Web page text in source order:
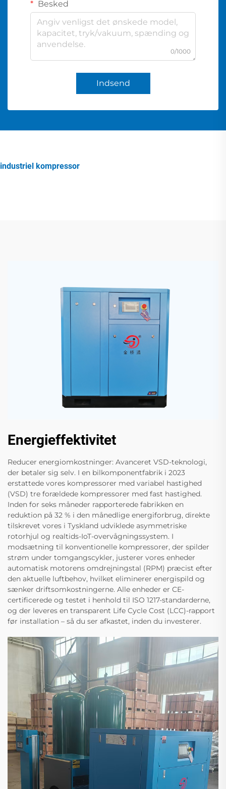
Besked
0/1000
Indsend
industriel kompressor
Energieffektivitet
Reducer energiomkostninger: Avanceret VSD-teknologi,
der betaler sig selv. I en bilkomponentfabrik i 2023
erstattede vores kompressorer med variabel hastighed
(VSD) tre forældede kompressorer med fast hastighed.
Inden for seks måneder rapporterede fabrikken en
reduktion på 32 % i den månedlige energiforbrug, direkte
tilskrevet vores i Tyskland udviklede asymmetriske
rotorhjul og realtids-IoT-overvågningssystem. I
modsætning til konventionelle kompressorer, der spilder
strøm under tomgangscykler, justerer vores enheder
automatisk motorens omdrejningstal (RPM) præcist efter
den aktuelle luftbehov, hvilket eliminerer energispild og
sænker driftsomkostningerne. Alle enheder er CE-
certificerede og testet i henhold til ISO 1217-standarderne,
og der leveres en transparent Life Cycle Cost (LCC)-rapport
før installation – så du ser afkastet, inden du investerer.